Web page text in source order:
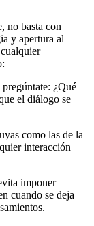
no basta con
y apertura al
¿Qué
el diálogo se
como las de la
interacción
imponer
cuando se deja